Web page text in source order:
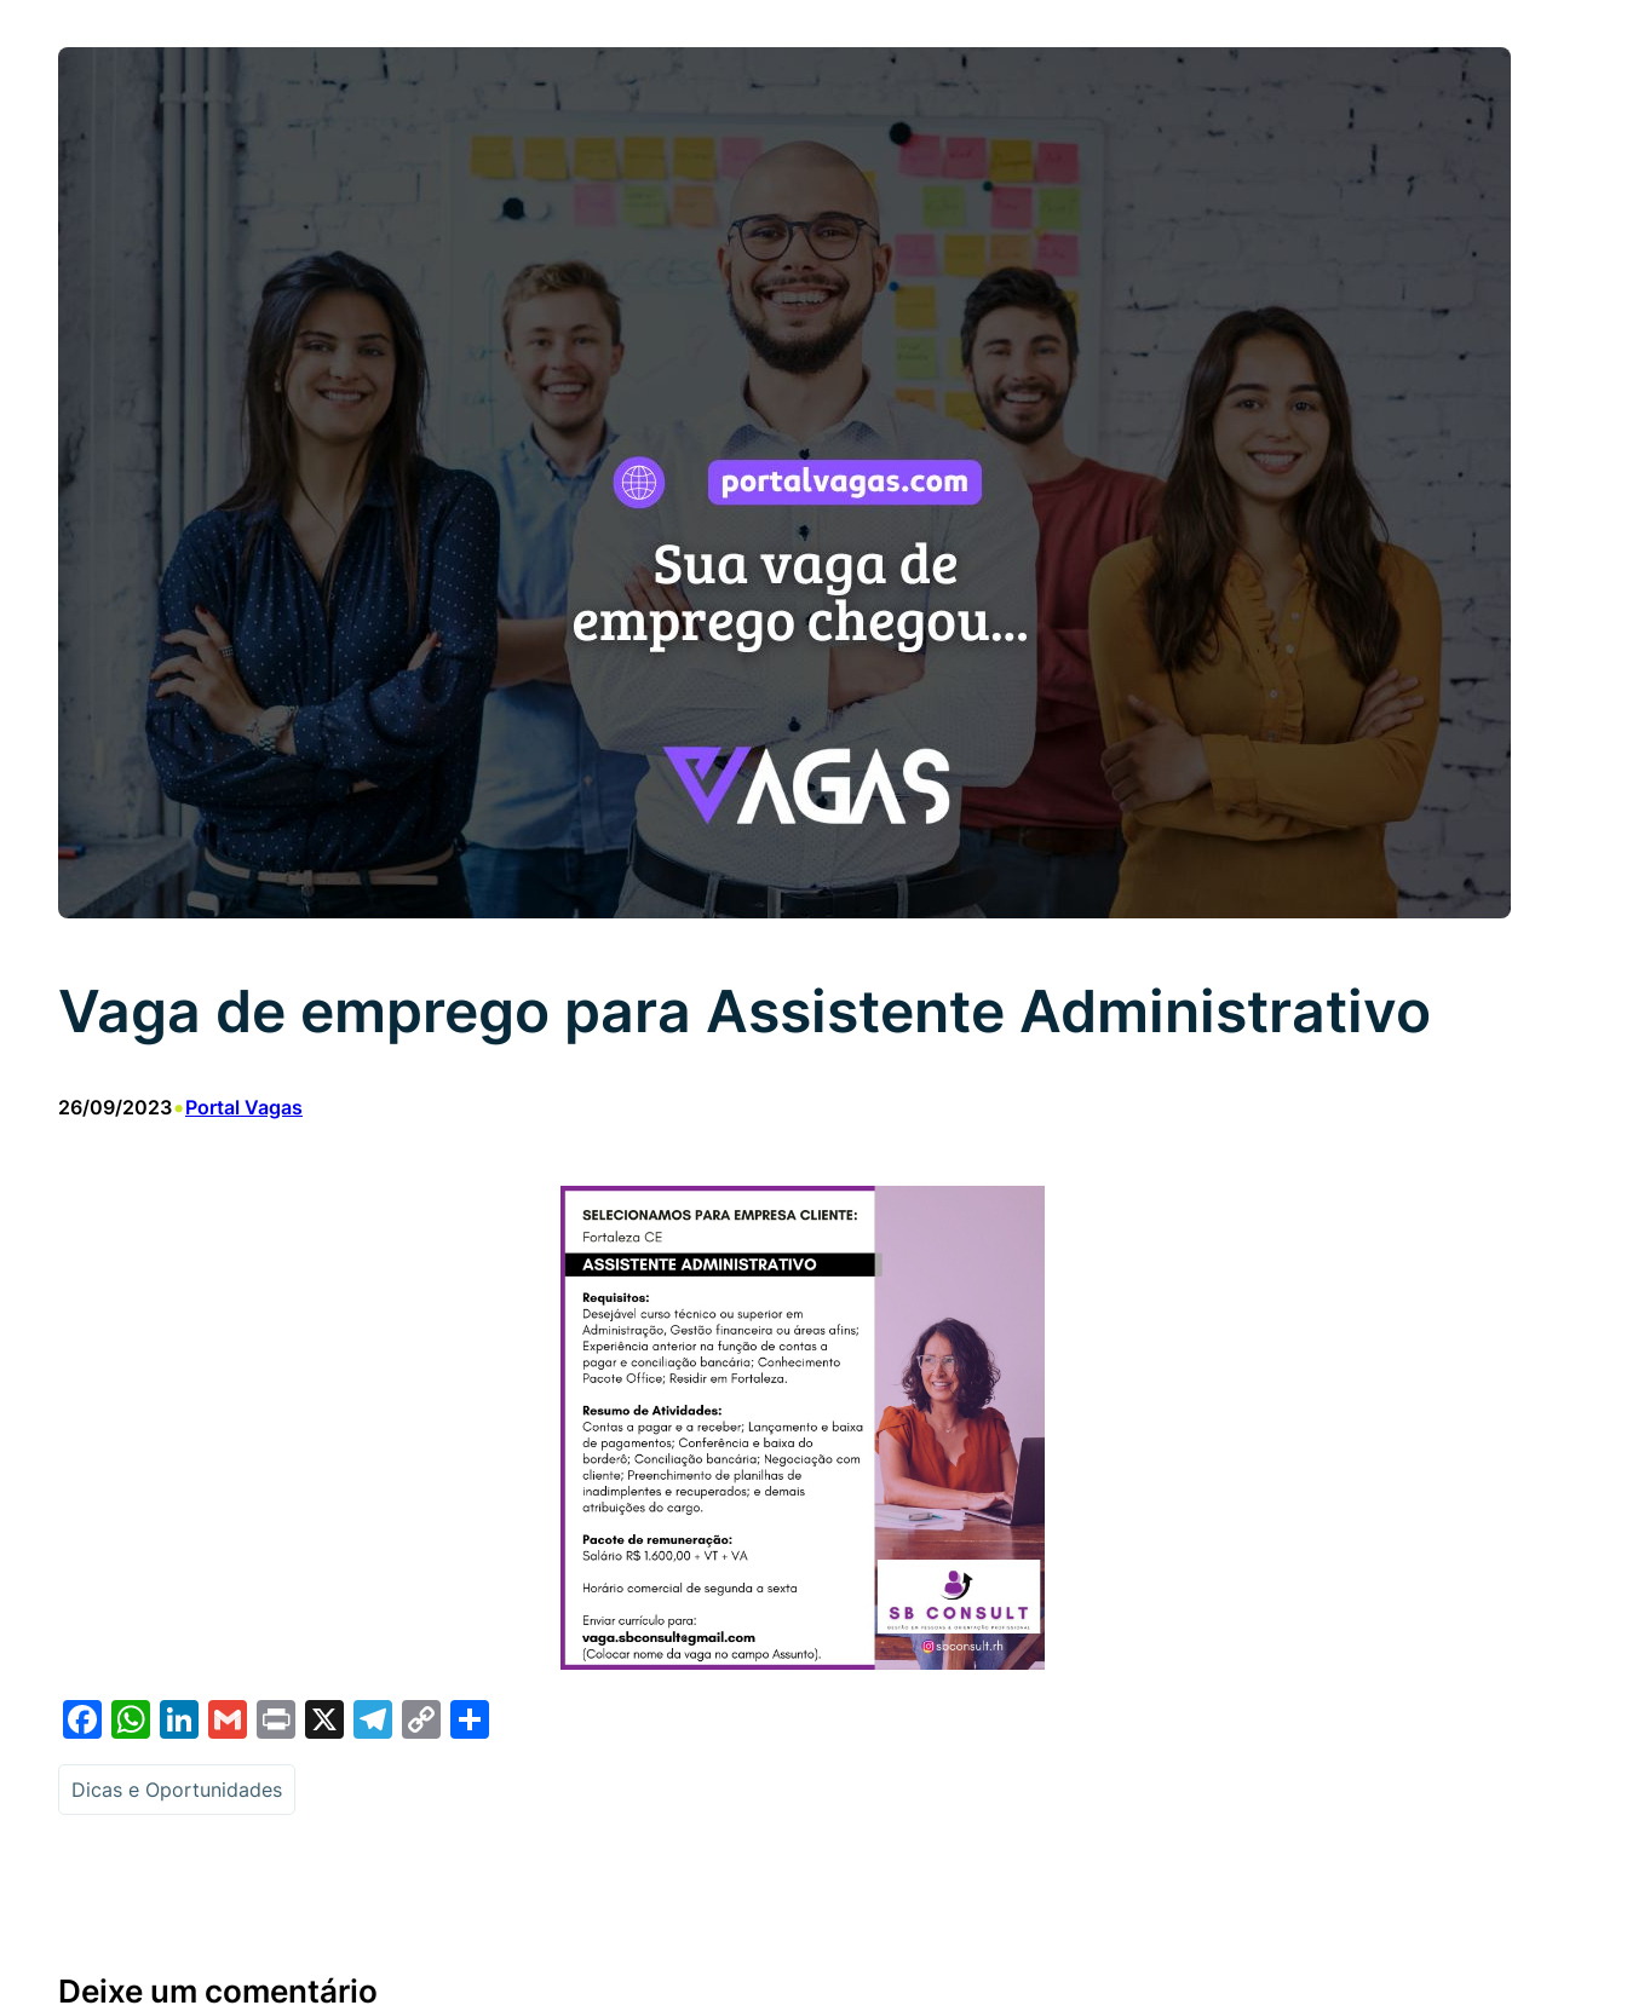
Vaga de emprego para Assistente Administrativo
26/09/2023•Portal Vagas
Facebook
WhatsApp
LinkedIn
GmailPrint
X Telegram
Copy
Dicas e Oportunidades
Deixe um comentário